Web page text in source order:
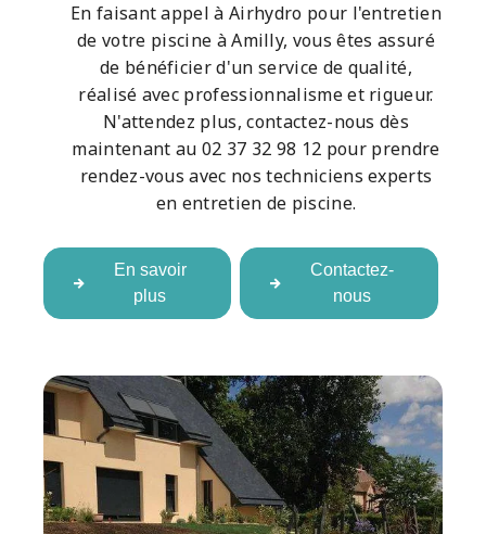
En faisant appel à Airhydro pour l'entretien
de votre piscine à Amilly, vous êtes assuré
de bénéficier d'un service de qualité,
réalisé avec professionnalisme et rigueur.
N'attendez plus, contactez-nous dès
maintenant au 02 37 32 98 12 pour prendre
rendez-vous avec nos techniciens experts
en entretien de piscine.
En savoir
plus
Contactez-
nous